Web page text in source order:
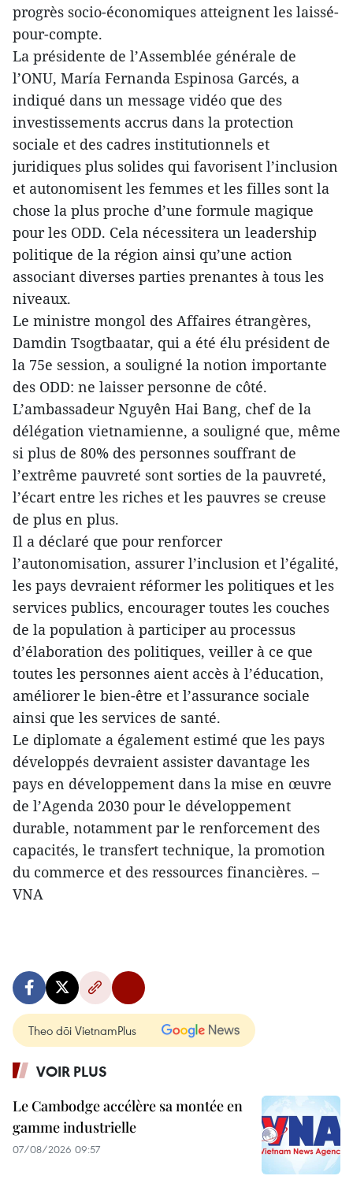
progrès socio-économiques atteignent les laissé-
pour-compte.
La présidente de l’Assemblée générale de
l’ONU, María Fernanda Espinosa Garcés, a
indiqué dans un message vidéo que des
investissements accrus dans la protection
sociale et des cadres institutionnels et
juridiques plus solides qui favorisent l’inclusion
et autonomisent les femmes et les filles sont la
chose la plus proche d’une formule magique
pour les ODD. Cela nécessitera un leadership
politique de la région ainsi qu’une action
associant diverses parties prenantes à tous les
niveaux.
Le ministre mongol des Affaires étrangères,
Damdin Tsogtbaatar, qui a été élu président de
la 75e session, a souligné la notion importante
des ODD: ne laisser personne de côté.
L’ambassadeur Nguyên Hai Bang, chef de la
délégation vietnamienne, a souligné que, même
si plus de 80% des personnes souffrant de
l’extrême pauvreté sont sorties de la pauvreté,
l’écart entre les riches et les pauvres se creuse
de plus en plus.
Il a déclaré que pour renforcer
l’autonomisation, assurer l’inclusion et l’égalité,
les pays devraient réformer les politiques et les
services publics, encourager toutes les couches
de la population à participer au processus
d’élaboration des politiques, veiller à ce que
toutes les personnes aient accès à l’éducation,
améliorer le bien-être et l’assurance sociale
ainsi que les services de santé.
Le diplomate a également estimé que les pays
développés devraient assister davantage les
pays en développement dans la mise en œuvre
de l’Agenda 2030 pour le développement
durable, notamment par le renforcement des
capacités, le transfert technique, la promotion
du commerce et des ressources financières. –
VNA
Theo dõi VietnamPlus
VOIR PLUS
Le Cambodge accélère sa montée en
gamme industrielle
07/08/2026 09:57